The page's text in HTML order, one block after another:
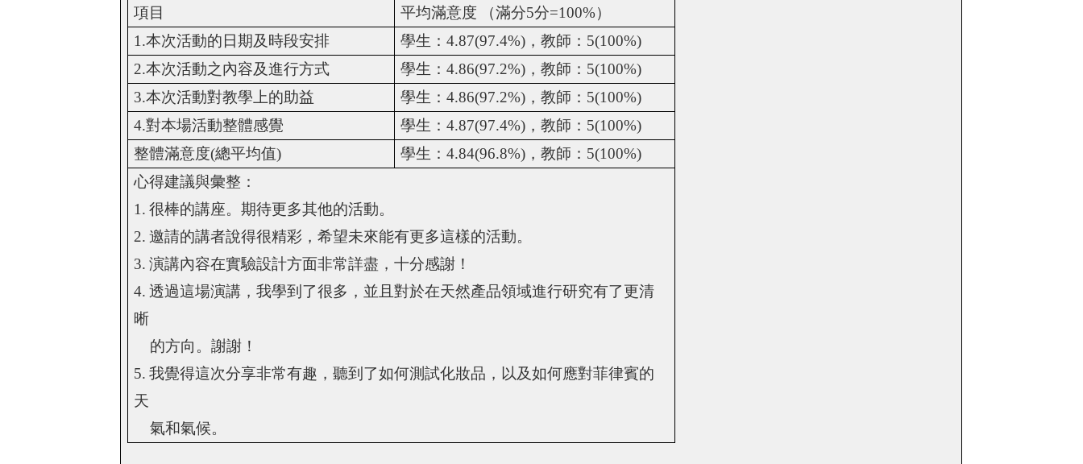
項目
平均滿意度 （滿分5分=100%）
1.本次活動的日期及時段安排 學生：4.87(97.4%) ，教師： 5(100%)
2.本次活動之內容及進行方式 學生：4.86(97.2%) ，教師： 5(100%)
3.本次活動對教學上的助益 學生：4.86(97.2%) ，教師： 5(100%)
4.對本場活動整體感覺 學生：4.87(97.4%) ，教師： 5(100%)
整體滿意度(總平均值) 學生：4.84(96.8%) ，教師： 5(100%)
心得建議與彙整：
1. 很棒的講座。期待更多其他的活動。
2. 邀請的講者說得很精彩，希望未來能有更多這樣的活動。
3. 演講內容在實驗設計方面非常詳盡，十分感謝！
4. 透過這場演講，我學到了很多，並且對於在天然產品領域進行研究有了更清
晰
的方向。謝謝！
5. 我覺得這次分享非常有趣，聽到了如何測試化妝品，以及如何應對菲律賓的
天
氣和氣候。